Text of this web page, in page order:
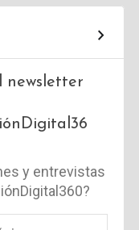
newsletter
y entrevistas